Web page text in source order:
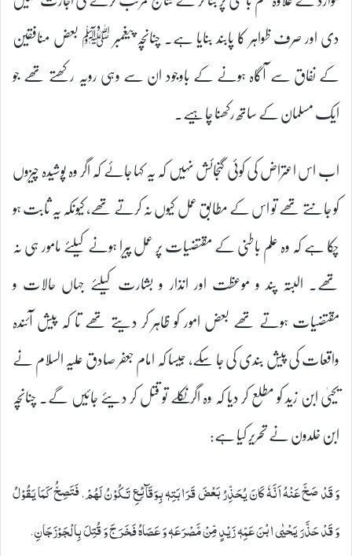
دی اور صرف ظواہر کا پابند بنایا ہے۔ چنانچہ پیغمبر ﷺ بعض منافقین
کے نفاق سے آگاہ ہونے کے باوجود ان سے وہی رویہ رکھتے تھے جو
ایک مسلمان کے ساتھ رکھنا چاہیے۔
اب اس اعتراض کی کوئی گنجائش نہیں کہ یہ کہا جائے کہ اگر وہ پوشیدہ چیزوں
کو جانتے تھے تو اس کے مطابق عمل کیوں نہ کرتے تھے، کیونکہ یہ ثابت ہو
چکا ہے کہ وہ علم باطنی کے مقتضیات پر عمل پیرا ہونے کیلئے مامور ہی نہ
تھے۔ البتہ پند و موعظت اور انذار و بشارت کیلئے جہاں حالات و
مقتضیات ہوتے تھے بعض امور کو ظاہر کر دیتے تھے تا کہ پیش آئندہ
واقعات کی پیش بندی کی جا سکے، جیسا کہ امام جعفر صادق علیہ السلام نے
یحییٰ ابن زید کو مطلع کر دیا کہ وہ اگر نکلے تو قتل کر دیئے جائیں گے۔ چنانچہ
ابن خلدون نے تحریر کیا ہے:
وَ قَدْ صَحَّ عَنْهُ اَنَّهٗ كَانَ يُحَذِّرُ بَعْضَ قَرَابَتِهٖ بِوَقَآئِعِ تَكُوْنُ لَهُمْ، فَتَصِحُّ كَمَا يَقُوْلُ
وَ قَدْ حَذَّرَ يَحْيٰى ابْنَ عَمِّهٖ زَيْدٍ مِّنْ مَّصْرَعَهٖ وَ عَصَاهُ فَخَرَجَ وَ قُتِلَ بِالْجَوْزَجَانِ.